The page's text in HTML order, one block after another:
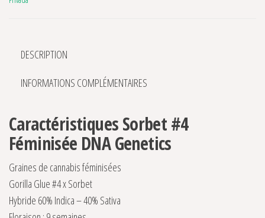
DESCRIPTION
INFORMATIONS COMPLÉMENTAIRES
Caractéristiques Sorbet #4
Féminisée DNA Genetics
Graines de cannabis féminisées
Gorilla Glue #4 x Sorbet
Hybride 60% Indica – 40% Sativa